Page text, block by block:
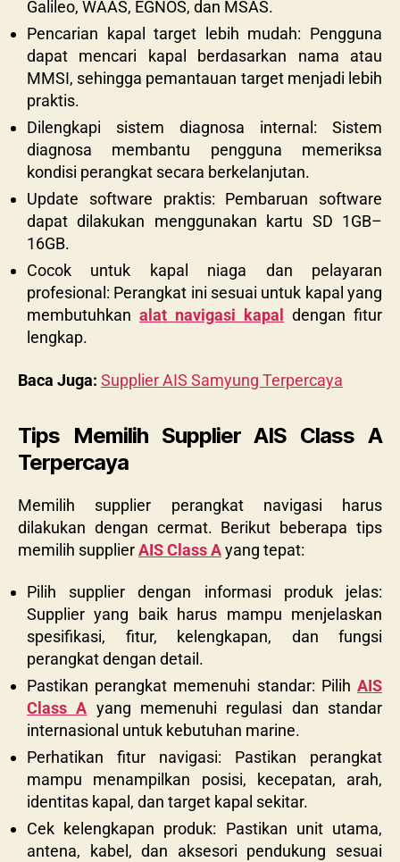
Galileo, WAAS, EGNOS, dan MSAS.
Pencarian kapal target lebih mudah: Pengguna
dapat mencari kapal berdasarkan nama atau
MMSI, sehingga pemantauan target menjadi lebih
praktis.
Dilengkapi sistem diagnosa internal: Sistem
diagnosa membantu pengguna memeriksa
kondisi perangkat secara berkelanjutan.
Update software praktis: Pembaruan software
dapat dilakukan menggunakan kartu SD 1GB–
16GB.
Cocok untuk kapal niaga dan pelayaran
profesional: Perangkat ini sesuai untuk kapal yang
membutuhkan alat navigasi kapal
dengan fitur
lengkap.
Baca Juga: Supplier AIS Samyung Terpercaya
Tips Memilih Supplier AIS Class A
Terpercaya
Memilih supplier perangkat navigasi harus
dilakukan dengan cermat. Berikut beberapa tips
memilih supplierAIS Class Ayang tepat:
Pilih supplier dengan informasi produk jelas:
Supplier yang baik harus mampu menjelaskan
spesifikasi, fitur, kelengkapan, dan fungsi
perangkat dengan detail.
Pastikan perangkat memenuhi standar: Pilih AIS
Class A yang memenuhi regulasi dan standar
internasional untuk kebutuhan marine.
Perhatikan fitur navigasi: Pastikan perangkat
mampu menampilkan posisi, kecepatan, arah,
identitas kapal, dan target kapal sekitar.
Cek kelengkapan produk: Pastikan unit utama,
antena, kabel, dan aksesori pendukung sesuai